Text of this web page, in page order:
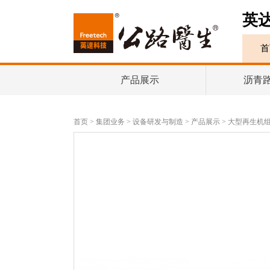
英
产品展示 沥青
首页 > 集团业务 > 设备研发与制造 > 产品展示 > 大型再生机